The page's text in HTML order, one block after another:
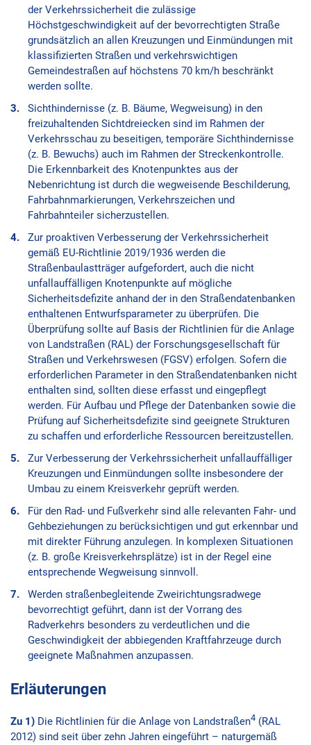
der Verkehrssicherheit die zulässige
Höchstgeschwindigkeit auf der bevorrechtigten Straße
grundsätzlich an allen Kreuzungen und Einmündungen mit
klassifizierten Straßen und verkehrswichtigen
Gemeindestraßen auf höchstens 70 km/h beschränkt
werden sollte.
Sichthindernisse (z. B. Bäume, Wegweisung) in den
freizuhaltenden Sichtdreiecken sind im Rahmen der
Verkehrsschau zu beseitigen, temporäre Sichthindernisse
(z. B. Bewuchs) auch im Rahmen der Streckenkontrolle.
Die Erkennbarkeit des Knotenpunktes aus der
Nebenrichtung ist durch die wegweisende Beschilderung,
Fahrbahnmarkierungen, Verkehrszeichen und
Fahrbahnteiler sicherzustellen.
Zur proaktiven Verbesserung der Verkehrssicherheit
gemäß EU-Richtlinie 2019/1936 werden die
Straßenbaulastträger aufgefordert, auch die nicht
unfallauffälligen Knotenpunkte auf mögliche
Sicherheitsdefizite anhand der in den Straßendatenbanken
enthaltenen Entwurfsparameter zu überprüfen. Die
Überprüfung sollte auf Basis der Richtlinien für die Anlage
von Landstraßen (RAL) der Forschungsgesellschaft für
Straßen und Verkehrswesen (FGSV) erfolgen. Sofern die
erforderlichen Parameter in den Straßendatenbanken nicht
enthalten sind, sollten diese erfasst und eingepflegt
werden. Für Aufbau und Pflege der Datenbanken sowie die
Prüfung auf Sicherheitsdefizite sind geeignete Strukturen
zu schaffen und erforderliche Ressourcen bereitzustellen.
Zur Verbesserung der Verkehrssicherheit unfallauffälliger
Kreuzungen und Einmündungen sollte insbesondere der
Umbau zu einem Kreisverkehr geprüft werden.
Für den Rad- und Fußverkehr sind alle relevanten Fahr- und
Gehbeziehungen zu berücksichtigen und gut erkennbar und
mit direkter Führung anzulegen. In komplexen Situationen
(z. B. große Kreisverkehrsplätze) ist in der Regel eine
entsprechende Wegweisung sinnvoll.
Werden straßenbegleitende Zweirichtungsradwege
bevorrechtigt geführt, dann ist der Vorrang des
Radverkehrs besonders zu verdeutlichen und die
Geschwindigkeit der abbiegenden Kraftfahrzeuge durch
geeignete Maßnahmen anzupassen.
Erläuterungen
Zu 1) Die Richtlinien für die Anlage von Landstraßen4 (RAL
2012) sind seit über zehn Jahren eingeführt – naturgemäß